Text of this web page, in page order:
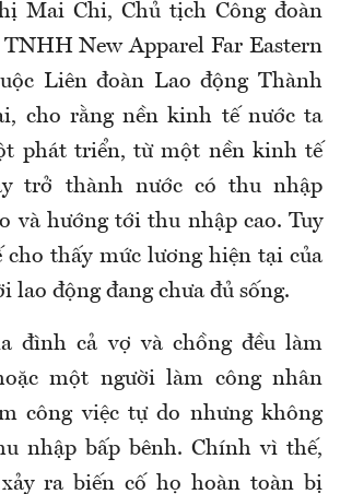
Mai Chi, Chủ tịch Công đoàn
TNHH New Apparel Far Eastern
Liên đoàn Lao động Thành
, cho rằng nền kinh tế nước ta
phát triển, từ một nền kinh tế
trở thành nước có thu nhập
và hướng tới thu nhập cao. Tuy
cho thấy mức lương hiện tại của
lao động đang chưa đủ sống.
đình cả vợ và chồng đều làm
một người làm công nhân
công việc tự do nhưng không
nhập bấp bênh. Chính vì thế,
ra biến cố họ hoàn toàn bị